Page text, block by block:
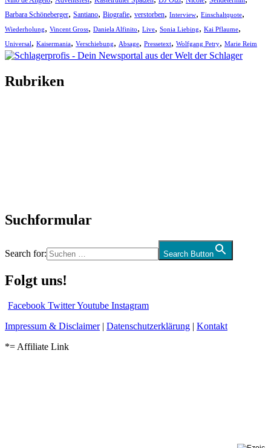
Barbara Schöneberger, Santiano, Biografie, verstorben, Interview, Einschaltquote,
Wiederholung, Vincent Gross, Daniela Alfinito, Live, Sonia Liebing, Kai Pflaume,
Universal, Kaisermania, Verschiebung, Absage, Pressetext, Wolfgang Petry, Marie Reim
Rubriken
Suchformular
Search for: Search Button
Folgt uns!
Facebook TwitterYoutube Instagram
Impressum & Disclaimer| Datenschutzerklärung | Kontakt
*= Affiliate Link